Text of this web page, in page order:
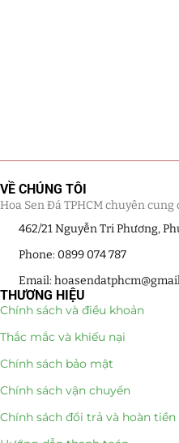
VỀ CHÚNG TÔI
Hoa Sen Đá TPHCM chuyên
462/21 Nguyễn Tri Phương,
Phone: 0899 074 787
Email:
THƯƠNG HIỆU
Chính sách và điều khoản
Thắc mắc và khiếu nại
Chính sách bảo mật
Chính sách vận chuyển
Chính sách đổi trả và hoàn tiền